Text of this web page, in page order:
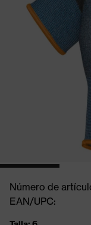
Número de
EAN/UPC: